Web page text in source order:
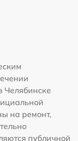
Челябинске
на ремонт,
публичной